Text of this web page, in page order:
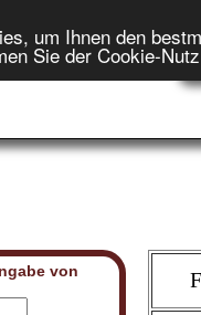
um Ihnen den
Sie der Cookie-
von